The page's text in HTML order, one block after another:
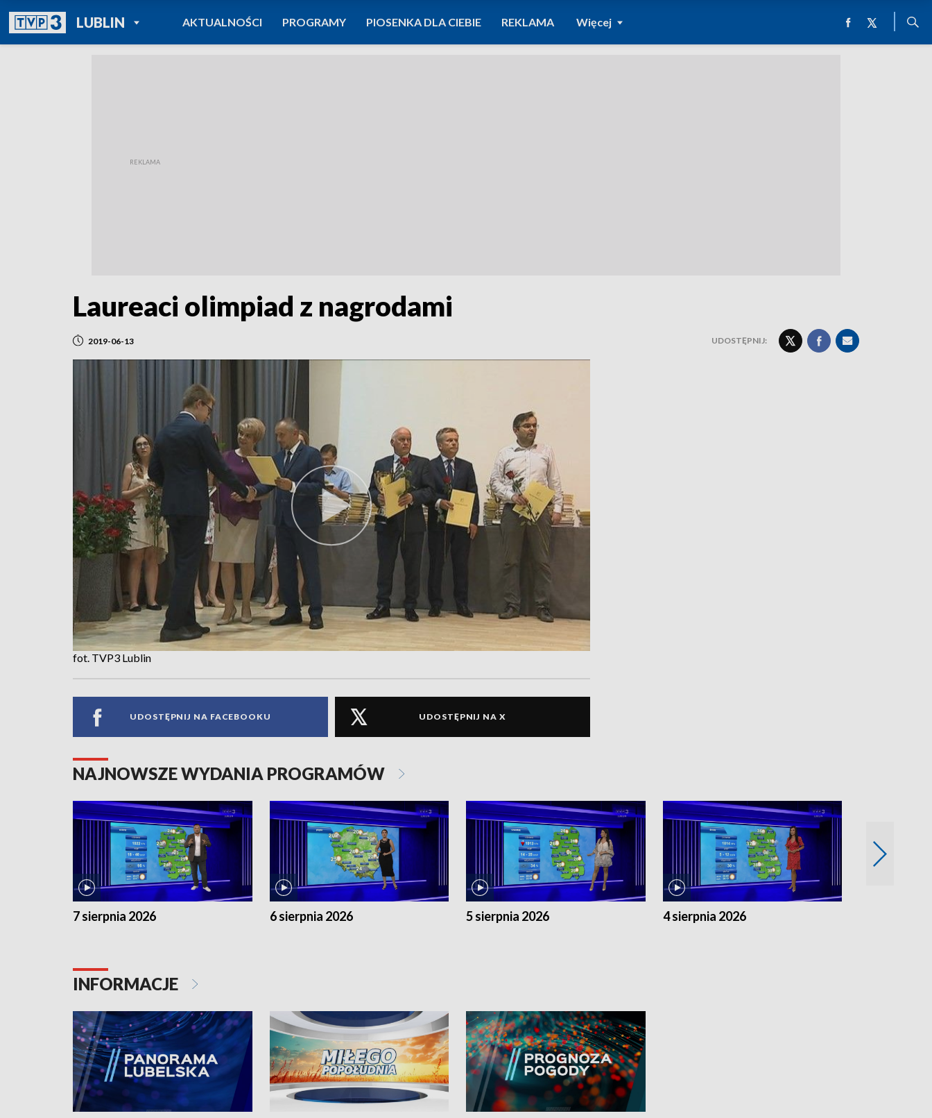
LUBLINPOWRÓT DO
TVP REGIONY
AKTUALNOŚCI PROGRAMY PIOSENKA DLA CIEBIE REKLAMA Więcej
Laureaci olimpiad z nagrodami
2019-06-13 UDOSTĘPNIJ:
fot. TVP3 Lublin
UDOSTĘPNIJ NA FACEBOOKU UDOSTĘPNIJ NA X
NAJNOWSZE WYDANIA PROGRAMÓW
7 sierpnia 2026 6 sierpnia 2026 5 sierpnia 2026 4 sierpnia 2026
INFORMACJE